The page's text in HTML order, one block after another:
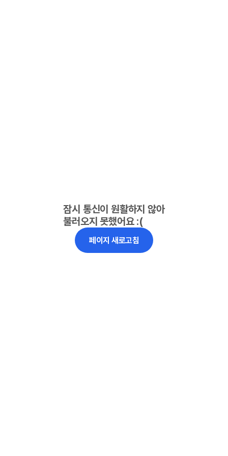
잠시 통신이 원활하지 않아
불러오지 못했어요 :(
페이지 새로고침